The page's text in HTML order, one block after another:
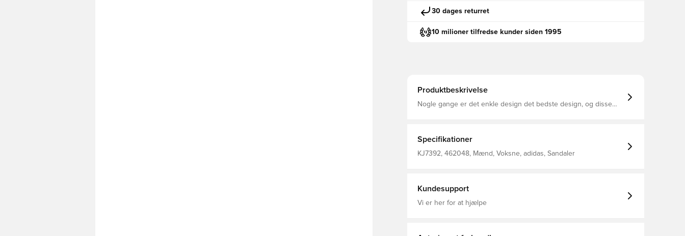
30 dages returret
10 milioner tilfredse kunder siden 1995
Produktbeskrivelse
Nogle gange er det enkle design det bedste design, og disse
strømlinet look skabt til hverdagen. Almindelig pasform Slip-on-
konstruktion Overdel i syntetisk materiale
Specifikationer
KJ7392, 462048, Mænd, Voksne, adidas, Sandaler
Kundesupport
Vi er her for at hjælpe